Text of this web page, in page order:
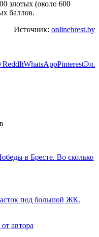
злотых (около 600
баллов.
Источник: onlinebrest.by
ReddItWhatsAppPinterestЭл.
в Бресте. Во сколько
под большой ЖК.
автора